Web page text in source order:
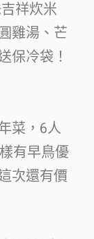
祥炊米
雞湯、芒
保冷袋！
菜，6人
有早鳥優
次還有價